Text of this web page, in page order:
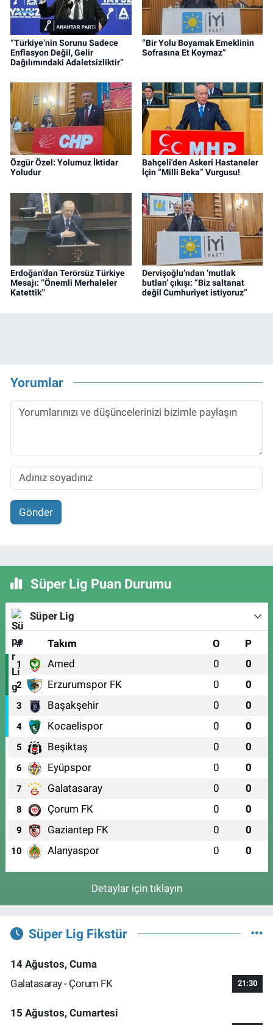
“Türkiye’nin Sorunu Sadece
Enflasyon Değil, Gelir
Dağılımındaki Adaletsizliktir”
“Bir Yolu Boyamak Emeklinin
Sofrasına Et Koymaz”
Özgür Özel: Yolumuz İktidar
Yoludur
Bahçeli'den Askeri Hastaneler
İçin “Milli Beka” Vurgusu!
Erdoğan’dan Terörsüz Türkiye
Mesajı: ‘‘Önemli Merhaleler
Katettik’’
Dervişoğlu’ndan ‘mutlak
butlan’ çıkışı: “Biz saltanat
değil Cumhuriyet istiyoruz”
Yorumlar
Gönder
Süper Lig Puan Durumu
Süper Lig
# Takım O P
1 Amed 0 0
2 Erzurumspor FK 0 0
3 Başakşehir 0 0
4 Kocaelispor 0 0
5 Beşiktaş 0 0
6 Eyüpspor 0 0
7 Galatasaray 0 0
8 Çorum FK 0 0
9 Gaziantep FK 0 0
10 Alanyaspor 0 0
Detaylar için tıklayın
Süper Lig Fikstür
14 Ağustos, Cuma
Galatasaray - Çorum FK
21:30
15 Ağustos, Cumartesi